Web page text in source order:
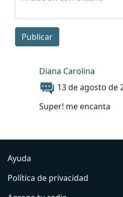
Publicar
Diana Carolina
13 de agosto de
Super! me encanta
Ayuda
Política de privacidad